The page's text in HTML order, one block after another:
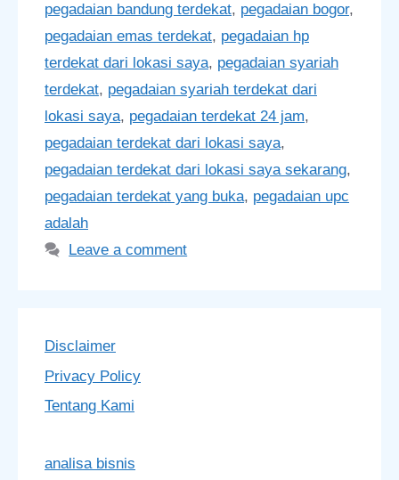
pegadaian bandung terdekat, pegadaian bogor,
pegadaian emas terdekat, pegadaian hp
terdekat dari lokasi saya, pegadaian syariah
terdekat, pegadaian syariah terdekat dari
lokasi saya, pegadaian terdekat 24 jam,
pegadaian terdekat dari lokasi saya,
pegadaian terdekat dari lokasi saya sekarang,
pegadaian terdekat yang buka, pegadaian upc
adalah
Leave a comment
Disclaimer
Privacy Policy
Tentang Kami
analisa bisnis